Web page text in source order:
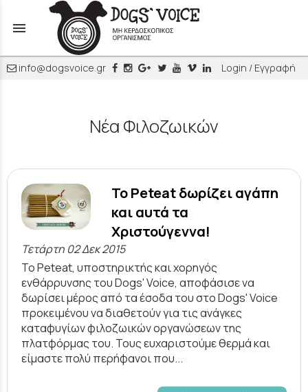
menu
info@dogsvoice.gr Login / Εγγραφή
Νέα Φιλοζωικών
To Peteat δωρίζει αγάπη
και αυτά τα
Χριστούγεννα!
Τετάρτη 02 Δεκ 2015
Το Peteat, υποστηρικτής και χορηγός
ενθάρρυνσης του Dogs' Voice, αποφάσισε να
δωρίσει μέρος από τα έσοδα του στο Dogs' Voice
προκειμένου να διαθετούν για τις ανάγκες
καταφυγίων φιλοζωικών οργανώσεων της
πλατφόρμας του. Τους ευχαριστούμε θερμά και
είμαστε πολύ περήφανοι που...